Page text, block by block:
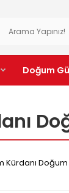
Doğum